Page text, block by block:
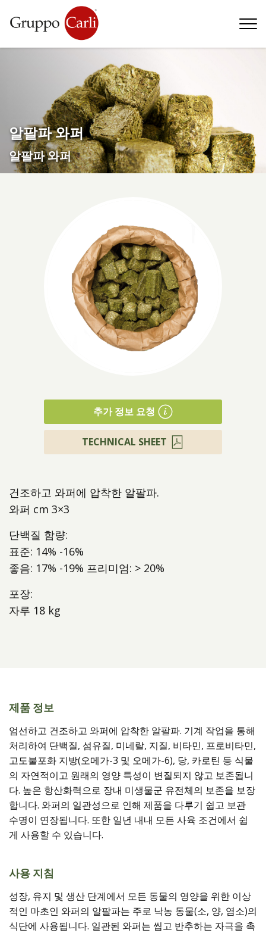
동물
제품소개
T—info@gruppocarli.com
알팔파 와퍼
알팔파 와퍼
건조하고 와퍼에 압착한 알팔파.
와퍼 cm 3×3
단백질 함량:
표준: 14% -16%
좋음: 17% -19% 프리미엄: > 20%
포장:
자루 18 kg
추가 정보 요청
TECHNICAL SHEET
제품 정보
엄선하고 건조하고 와퍼에 압착한 알팔파. 기계 작업을 통해
처리하여 단백질, 섬유질, 미네랄, 지질, 비타민, 프로비타민,
고도불포화 지방(오메가-3 및 오메가-6), 당, 카로틴 등 식물
의 자연적이고 원래의 영양 특성이 변질되지 않고 보존됩니
다. 높은 항산화력으로 장내 미생물군 유전체의 보존을 보장
합니다. 와퍼의 일관성으로 인해 제품을 다루기 쉽고 보관
수명이 연장됩니다. 또한 일년 내내 모든 사육 조건에서 쉽
게 사용할 수 있습니다.
사용 지침
성장, 유지 및 생산 단계에서 모든 동물의 영양을 위한 이상
적인 마초인 와퍼의 알팔파는 주로 낙농 동물(소, 양, 염소)의
식단에 사용됩니다. 일관된 와퍼는 씹고 반추하는 자극을 촉